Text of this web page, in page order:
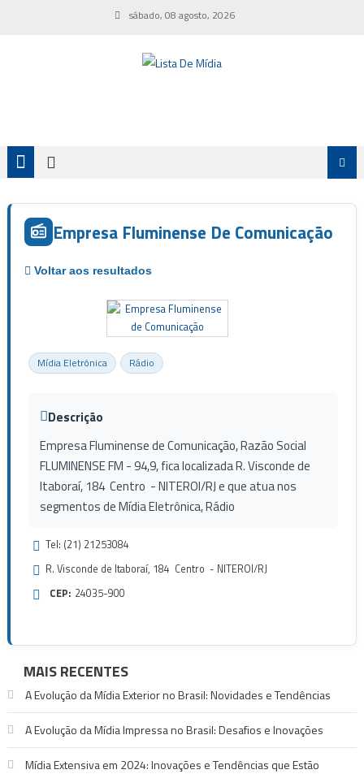
sábado, 08 agosto, 2026
Empresa Fluminense De Comunicação
Mídia Eletrônica Rádio
Descrição
Empresa Fluminense de Comunicação, Razão Social
FLUMINENSE FM - 94,9, fica localizada R. Visconde de
Itaboraí, 184 Centro - NITEROI/RJ e que atua nos
segmentos de Mídia Eletrônica, Rádio
Tel: (21) 21253084
R. Visconde de Itaboraí, 184 Centro - NITEROI/RJ
CEP: 24035-900
MAIS RECENTES
A Evolução da Mídia Exterior no Brasil: Novidades e Tendências
A Evolução da Mídia Impressa no Brasil: Desafios e Inovações
Mídia Extensiva em 2024: Inovações e Tendências que Estão